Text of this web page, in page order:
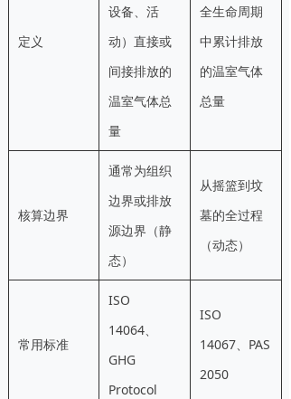
定义
设备、活
动）直接或
间接排放的
温室气体总
量
全生命周期
中累计排放
的温室气体
总量
核算边界
通常为组织
边界或排放
源边界（静
态）
从摇篮到坟
墓的全过程
（动态）
常用标准
ISO
14064、
GHG
Protocol
ISO
14067、PAS
2050